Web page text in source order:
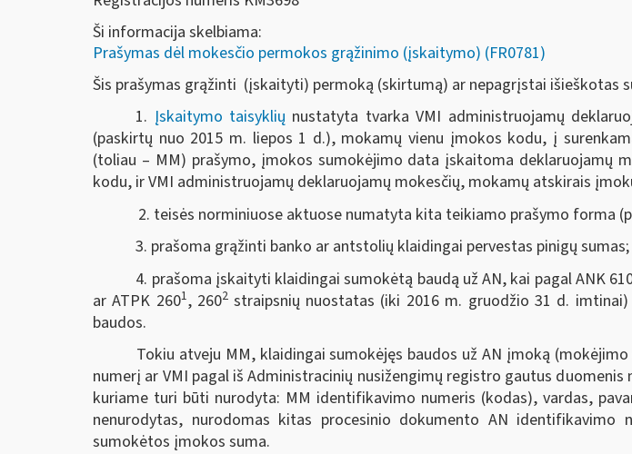
Ši informacija skelbiama:
Prašymas dėl mokesčio permokos grąžinimo (įskaitymo) (FR0781)
Šis prašymas grąžinti (įskaityti) permoką (skirtumą) ar nepagrįstai išieškotas
1. Įskaitymo taisyklių nustatyta tvarka VMI administruojamų
(paskirtų nuo 2015 m. liepos 1 d.), mokamų vienu įmokos kodu, į
(toliau – MM) prašymo, įmokos sumokėjimo data įskaitoma deklaruojamų
kodu, ir VMI administruojamų deklaruojamų mokesčių, mokamų atskirais
2. teisės norminiuose aktuose numatyta kita teikiamo prašymo forma
3. prašoma grąžinti banko ar antstolių klaidingai pervestas pinigų sumas;
4. prašoma įskaityti klaidingai sumokėtą baudą už AN, kai pagal ANK
ar ATPK 2601, 2602 straipsnių nuostatas (iki 2016 m. gruodžio 31 d. imtinai)
baudos.
Tokiu atveju MM, klaidingai sumokėjęs baudos už AN įmoką
numerį ar VMI pagal iš Administracinių nusižengimų registro gautus
kuriame turi būti nurodyta: MM identifikavimo numeris (kodas), vardas,
nenurodytas, nurodomas kitas procesinio dokumento AN
sumokėtos įmokos suma.